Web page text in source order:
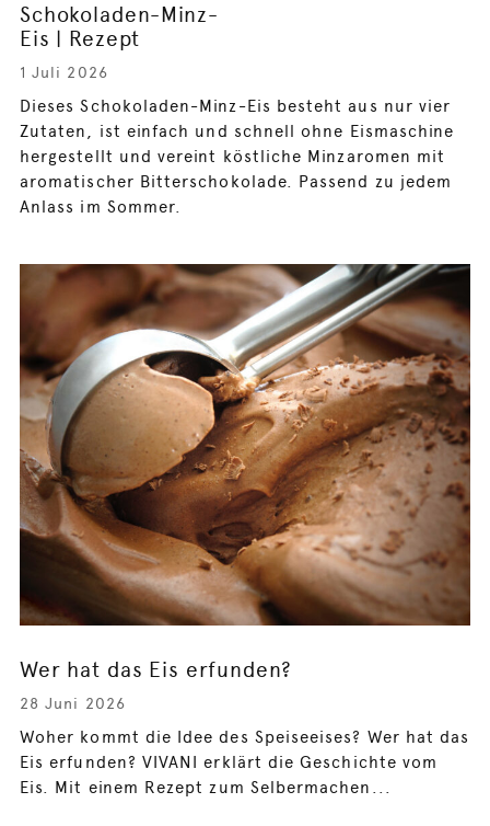
Schokoladen-Minz-
Eis | Rezept
1 Juli 2026
Dieses Schokoladen-Minz-Eis besteht aus nur vier
Zutaten, ist einfach und schnell ohne Eismaschine
hergestellt und vereint köstliche Minzaromen mit
aromatischer Bitterschokolade. Passend zu jedem
Anlass im Sommer.
Wer hat das Eis erfunden?
28 Juni 2026
Woher kommt die Idee des Speiseeises? Wer hat das
Eis erfunden? VIVANI erklärt die Geschichte vom
Eis. Mit einem Rezept zum Selbermachen...